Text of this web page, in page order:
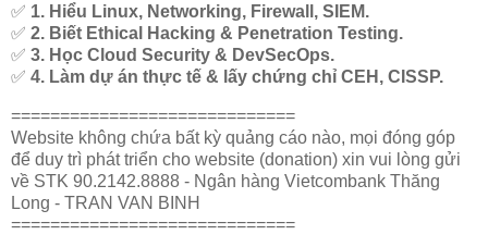
✅ 1. Hiểu Linux, Networking, Firewall, SIEM.
✅ 2. Biết Ethical Hacking & Penetration Testing.
✅ 3. Học Cloud Security & DevSecOps.
✅ 4. Làm dự án thực tế & lấy chứng chỉ CEH, CISSP.
=============================
Website không chứa bất kỳ quảng cáo nào, mọi đóng góp
để duy trì phát triển cho website (donation) xin vui lòng gửi
về STK 90.2142.8888 - Ngân hàng Vietcombank Thăng
Long - TRAN VAN BINH
=============================